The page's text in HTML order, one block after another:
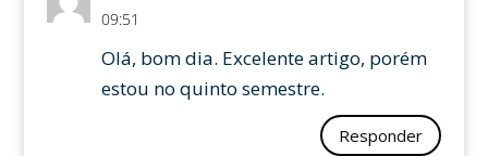
09:51
Olá, bom dia. Excelente artigo, porém
estou no quinto semestre.
Responder